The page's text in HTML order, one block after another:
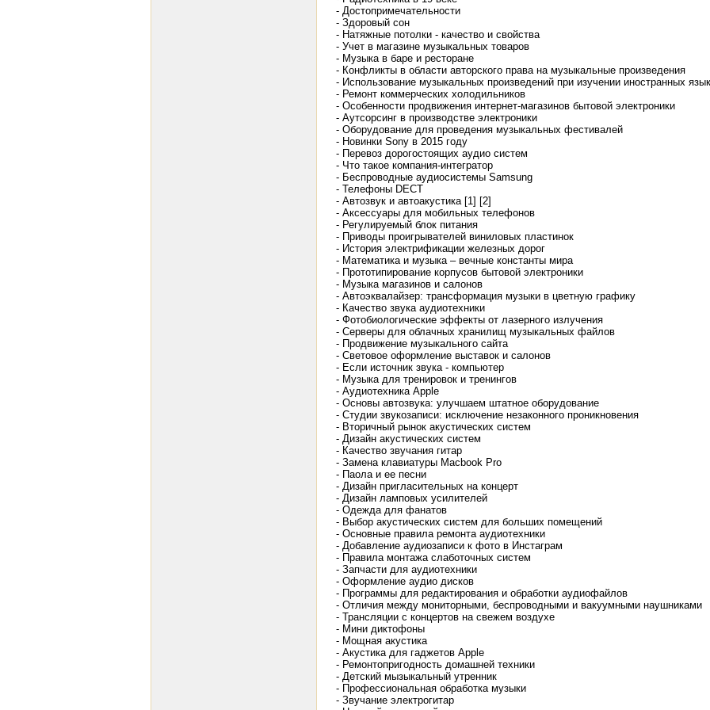
- Достопримечательности
- Здоровый сон
- Натяжные потолки - качество и свойства
- Учет в магазине музыкальных товаров
- Музыка в баре и ресторане
- Конфликты в области авторского права на музыкальные произведения
- Использование музыкальных произведений при изучении иностранных
- Ремонт коммерческих холодильников
- Особенности продвижения интернет-магазинов бытовой электроники
- Аутсорсинг в производстве электроники
- Оборудование для проведения музыкальных фестивалей
- Новинки Sony в 2015 году
- Перевоз дорогостоящих аудио систем
- Что такое компания-интегратор
- Беспроводные аудиосистемы Samsung
- Телефоны DECT
- Автозвук и автоакустика [1] [2]
- Аксессуары для мобильных телефонов
- Регулируемый блок питания
- Приводы проигрывателей виниловых пластинок
- История электрификации железных дорог
- Математика и музыка – вечные константы мира
- Прототипирование корпусов бытовой электроники
- Музыка магазинов и салонов
- Автоэквалайзер: трансформация музыки в цветную графику
- Качество звука аудиотехники
- Фотобиологические эффекты от лазерного излучения
- Серверы для облачных хранилищ музыкальных файлов
- Продвижение музыкального сайта
- Световое оформление выставок и салонов
- Если источник звука - компьютер
- Музыка для тренировок и тренингов
- Аудиотехника Apple
- Основы автозвука: улучшаем штатное оборудование
- Студии звукозаписи: исключение незаконного проникновения
- Вторичный рынок акустических систем
- Дизайн акустических систем
- Качество звучания гитар
- Замена клавиатуры Macbook Pro
- Паола и ее песни
- Дизайн пригласительных на концерт
- Дизайн ламповых усилителей
- Одежда для фанатов
- Выбор акустических систем для больших помещений
- Основные правила ремонта аудиотехники
- Добавление аудиозаписи к фото в Инстаграм
- Правила монтажа слаботочных систем
- Запчасти для аудиотехники
- Оформление аудио дисков
- Программы для редактирования и обработки аудиофайлов
- Отличия между мониторными, беспроводными и вакуумными наушниками
- Трансляции с концертов на свежем воздухе
- Мини диктофоны
- Мощная акустика
- Акустика для гаджетов Apple
- Ремонтопригодность домашней техники
- Детский мызыкальный утренник
- Профессиональная обработка музыки
- Звучание электрогитар